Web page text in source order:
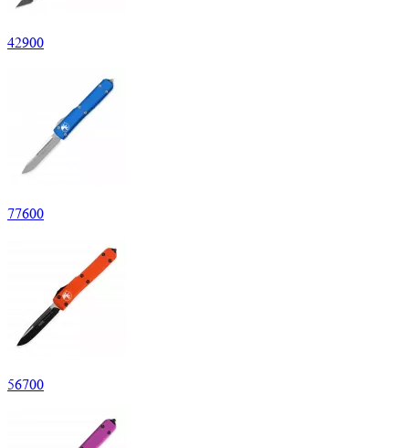
42900
77600
56700